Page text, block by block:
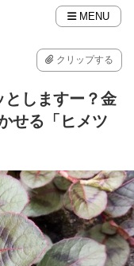
MENU
クリップする
としますー？金
せる「ヒメツ